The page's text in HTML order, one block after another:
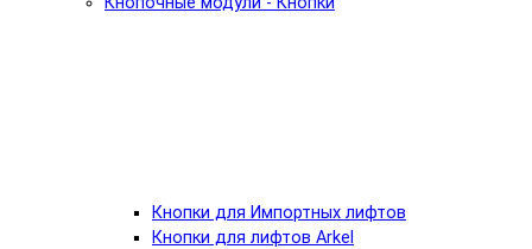
Кнопки для Импортных лифтов
Кнопки для лифтов Arkel